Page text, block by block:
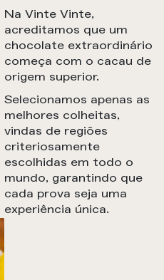
Na Vinte Vinte,
acreditamos que um
chocolate extraordinário
começa com o cacau de
origem superior.
Selecionamos apenas as
melhores colheitas,
vindas de regiões
criteriosamente
escolhidas em todo o
mundo, garantindo que
cada prova seja uma
experiência única.